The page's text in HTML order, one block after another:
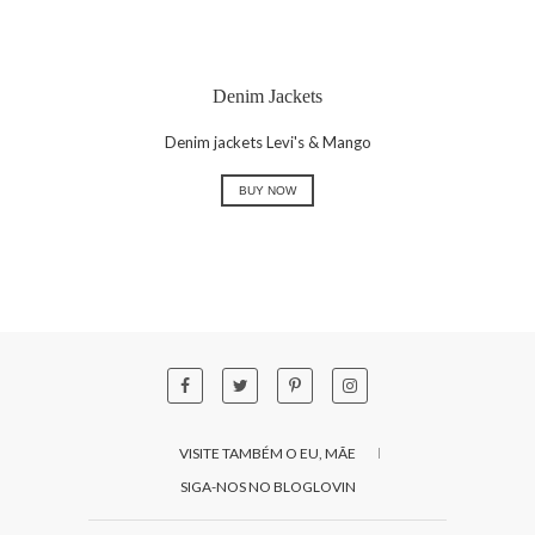
Denim Jackets
Denim jackets Levi's & Mango
BUY NOW
VISITE TAMBÉM O EU, MÃE
SIGA-NOS NO BLOGLOVIN